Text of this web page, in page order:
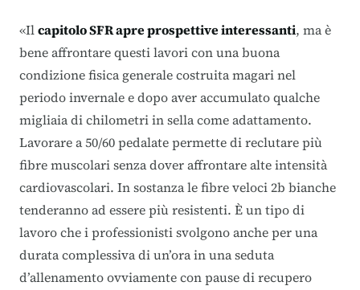
«Ilcapitolo SFR apre prospettive interessanti, ma è
bene affrontare questi lavori con una buona
condizione fisica generale costruita magari nel
periodo invernale e dopo aver accumulato qualche
migliaia di chilometri in sella come adattamento.
Lavorare a 50/60 pedalate permette di reclutare più
fibre muscolari senza dover affrontare alte intensità
cardiovascolari. In sostanza le fibre veloci 2b bianche
tenderanno ad essere più resistenti. È un tipo di
lavoro che i professionisti svolgono anche per una
durata complessiva di un’ora in una seduta
d’allenamento ovviamente con pause di recupero